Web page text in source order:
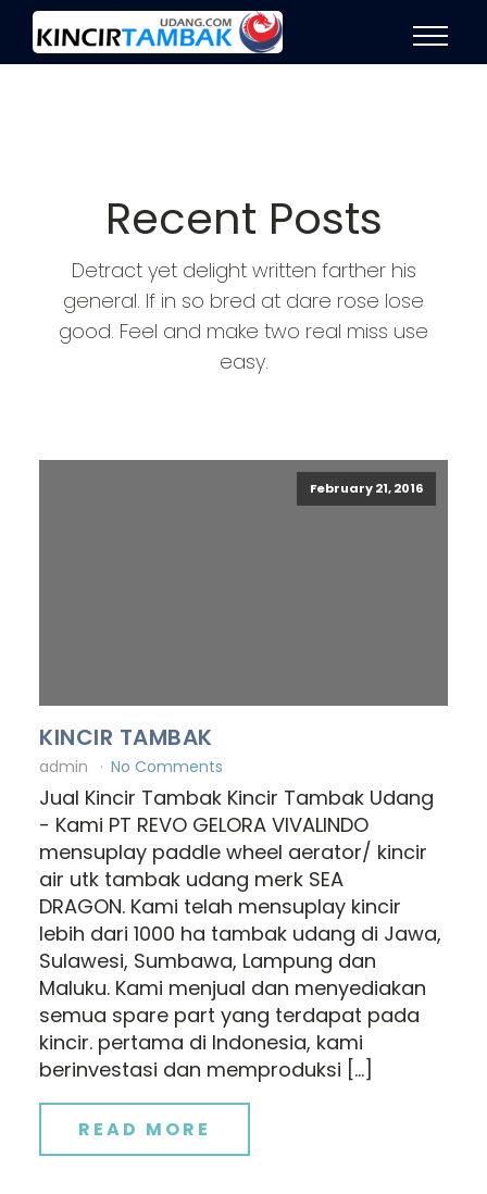
Recent Posts
Detract yet delight written farther his
general. If in so bred at dare rose lose
good. Feel and make two real miss use
easy.
February 21, 2016
KINCIR TAMBAK
admin No Comments
Jual Kincir Tambak Kincir Tambak Udang
- Kami PT REVO GELORA VIVALINDO
mensuplay paddle wheel aerator/ kincir
air utk tambak udang merk SEA
DRAGON. Kami telah mensuplay kincir
lebih dari 1000 ha tambak udang di Jawa,
Sulawesi, Sumbawa, Lampung dan
Maluku. Kami menjual dan menyediakan
semua spare part yang terdapat pada
kincir. pertama di Indonesia, kami
berinvestasi dan memproduksi […]
READ MORE